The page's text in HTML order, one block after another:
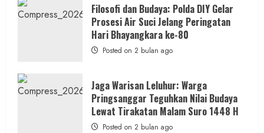
Filosofi dan Budaya: Polda DIY Gelar
Prosesi Air Suci Jelang Peringatan
Hari Bhayangkara ke-80
Posted on 2 bulan ago
Jaga Warisan Leluhur: Warga
Pringsanggar Teguhkan Nilai Budaya
Lewat Tirakatan Malam Suro 1448 H
Posted on 2 bulan ago